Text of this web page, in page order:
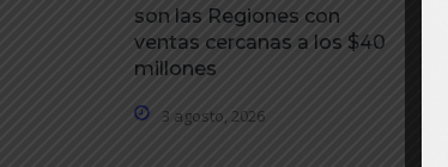
son las Regiones con
ventas cercanas a los $40
millones
3 agosto, 2026